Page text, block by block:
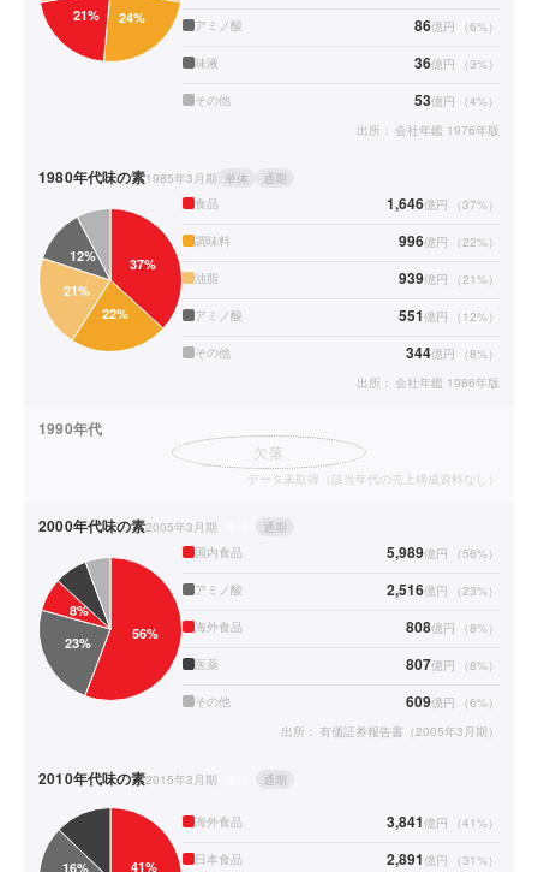
アミノ酸 86億円 （6%）
味液 36億円 （3%）
その他 53億円 （4%）
出所： 会社年鑑 1976年版
1980年代味の素1985年3月期 単体
通期
食品
1,646億円 （37%）
調味料 996億円 （22%）
油脂 939億円 （21%）
アミノ酸 551億円 （ 12%）
その他 344億円 （8%）
出所： 会社年鑑 1986年版
1990年代
欠落
データ未取得（該当年代の売上構成資料なし）
2000年代味の素2005年3月期
通期
国内食品
5,989億円 （56%）
アミノ酸 2,516億円 （23%）
海外食品 808億円 （8%）
医薬 807億円 （8%）
その他 609億円 （6%）
出所： 有価証券報告書（2005年3月期）
2010年代味の素2015年3月期 通期
海外食品 3,841億円 （41%）
日本食品 2,891億円 （31%）